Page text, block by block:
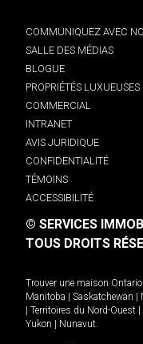
COMMUNIQUEZ AVEC
SALLE DES MÉDIAS
BLOGUE
PROPRIÉTÉS LUXUEUSES
COMMERCIAL
INTRANET
AVIS JURIDIQUE
CONFIDENTIALITÉ
TÉMOINS
ACCESSIBILITÉ
© SERVICES
TOUS DROITS
Trouver une maison Ontario
Manitoba
Saskatchewan
Territoires du Nord-Ouest
Yukon
Nunavut.